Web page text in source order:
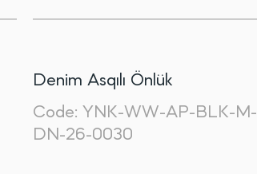
Denim Asqılı Önlük
Code: YNK-WW-AP-BLK-M-
DN-26-0030